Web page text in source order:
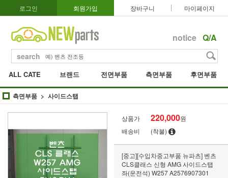
로그인 회원가입 장바구니 마이페이지
notice Q/A
search
ALL CATE 브랜드 전면부품 측면부품 후면부품
측면부품 사이드스탭
상품가 220,000원
배송비
(착불)
[중고][수입차중고부품 뉴파츠] 벤츠
CLS클래스 신형 AMG 사이드스탭
좌(운전석) W257 A2576907301